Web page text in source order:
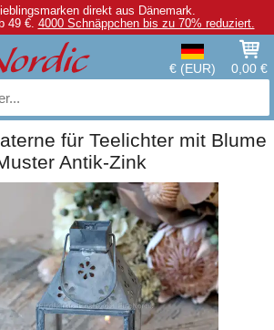
direkt aus Dänemark.
49 €. 4000 Schnäppchen bis zu 70% reduziert.
€ (EUR) 0,00 €
für Teelichter mit Blume
Antik-Zink